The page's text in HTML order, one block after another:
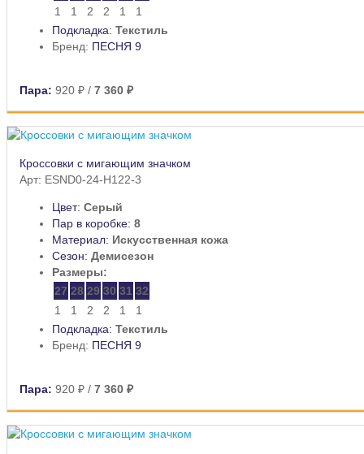
1
1 2 2 1
1
Подкладка: Текстиль
Бренд: ПЕСНЯ 9
Пара: 920 ₽ / 7 360 ₽
Кроссовки с мигающим значком
Арт: ESND0-24-H122-3
Цвет: Серый
Пар в коробке: 8
Материал: Искусственная кожа
Сезон: Демисезон
Размеры:
27 28 29 30 31 32
1
1 2 2 1
1
Подкладка: Текстиль
Бренд: ПЕСНЯ 9
Пара: 920 ₽ / 7 360 ₽